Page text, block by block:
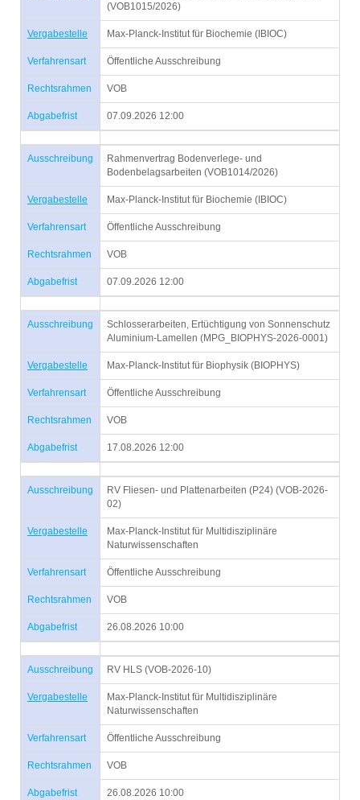
(VOB1015/2026)
Vergabestelle Max-Planck-Institut für Biochemie (IBIOC)
Verfahrensart Öffentliche Ausschreibung
Rechtsrahmen VOB
Abgabefrist 07.09.2026 12:00
Ausschreibung
Rahmenvertrag Bodenverlege- und
Bodenbelagsarbeiten (VOB1014/2026)
Vergabestelle Max-Planck-Institut für Biochemie (IBIOC)
Verfahrensart Öffentliche Ausschreibung
Rechtsrahmen VOB
Abgabefrist 07.09.2026 12:00
Ausschreibung
Schlosserarbeiten, Ertüchtigung von Sonnenschutz
Aluminium-Lamellen (MPG_BIOPHYS-2026-0001)
Vergabestelle Max-Planck-Institut für Biophysik (BIOPHYS)
Verfahrensart Öffentliche Ausschreibung
Rechtsrahmen VOB
Abgabefrist 17.08.2026 12:00
Ausschreibung
RV Fliesen- und Plattenarbeiten (P24) (VOB-2026-
02)
Vergabestelle
Max-Planck-Institut für Multidisziplinäre
Naturwissenschaften
Verfahrensart Öffentliche Ausschreibung
Rechtsrahmen VOB
Abgabefrist 26.08.2026 10:00
Ausschreibung RV HLS (VOB-2026-10)
Vergabestelle
Max-Planck-Institut für Multidisziplinäre
Naturwissenschaften
Verfahrensart Öffentliche Ausschreibung
Rechtsrahmen VOB
Abgabefrist 26.08.2026 10:00